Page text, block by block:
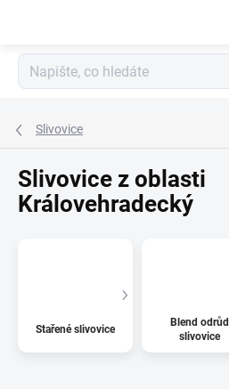
Slivovice
Slivovice z oblasti
Královehradecký
Stařené slivovice
Blend odrůd
slivovice